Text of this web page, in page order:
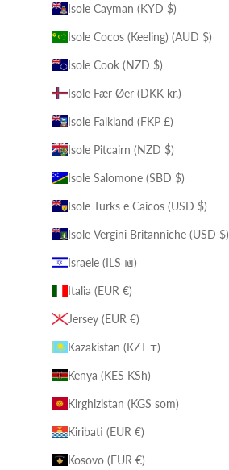
Isole Cayman (KYD $)
Isole Cocos (Keeling) (AUD $)
Isole Cook (NZD $)
Isole Fær Øer (DKK kr.)
Isole Falkland (FKP £)
Isole Pitcairn (NZD $)
Isole Salomone (SBD $)
Isole Turks e Caicos (USD $)
Isole Vergini Britanniche (USD $)
Israele (ILS ₪)
Italia (EUR €)
Jersey (EUR €)
Kazakistan (KZT ₸)
Kenya (KES KSh)
Kirghizistan (KGS som)
Kiribati (EUR €)
Kosovo (EUR €)